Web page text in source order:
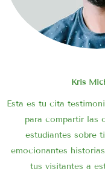
Kris
Esta es tu cita
para compartir las
estudiantes sobre
emocionantes
tus visitantes a